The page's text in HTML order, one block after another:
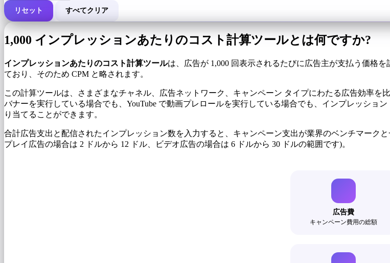
キャンペーンの総費用
リセット すべてクリア
1,000 インプレッションあたりのコスト計算ツールとは何ですか?
インプレッションあたりのコスト計算ツールは、広告が 1,000 回表示されるたびに広告主が支払う価格
ており、そのため CPM と略されます。
この計算ツールは、さまざまなチャネル、広告ネットワーク、キャンペーン タイプにわたる広告効率を
バナーを実行している場合でも、YouTube で動画プレロールを実行している場合でも、インプレッショ
り当てることができます。
合計広告支出と配信されたインプレッション数を入力すると、キャンペーン支出が業界のベンチマーク
プレイ広告の場合は 2 ドルから 12 ドル、ビデオ広告の場合は 6 ドルから 30 ドルの範囲です)。
広告費
キャンペーン費用の総額